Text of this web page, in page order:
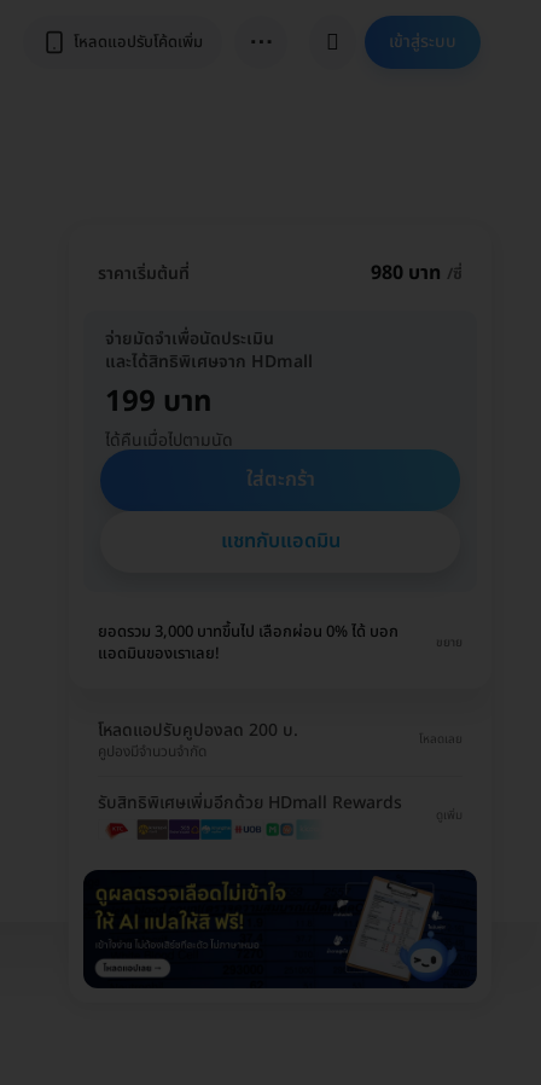
โหลดแอปรับโค้ดเพิ่ม ⋯ เข้าสู่ระบบ
ราคาเริ่มต้นที่ 980 บาท /ซี่
จ่ายมัดจำเพื่อนัดประเมิน
และได้สิทธิพิเศษจาก HDmall
199 บาท
ได้คืนเมื่อไปตามนัด
ใส่ตะกร้า
แชทกับแอดมิน
ยอดรวม 3,000 บาทขึ้นไป เลือกผ่อน 0% ได้ บอก
แอดมินของเราเลย!
ขยาย
โหลดแอปรับคูปองลด 200 บ.
คูปองมีจำนวนจำกัด
โหลดเลย
รับสิทธิพิเศษเพิ่มอีกด้วย HDmall Rewards
ดูเพิ่ม